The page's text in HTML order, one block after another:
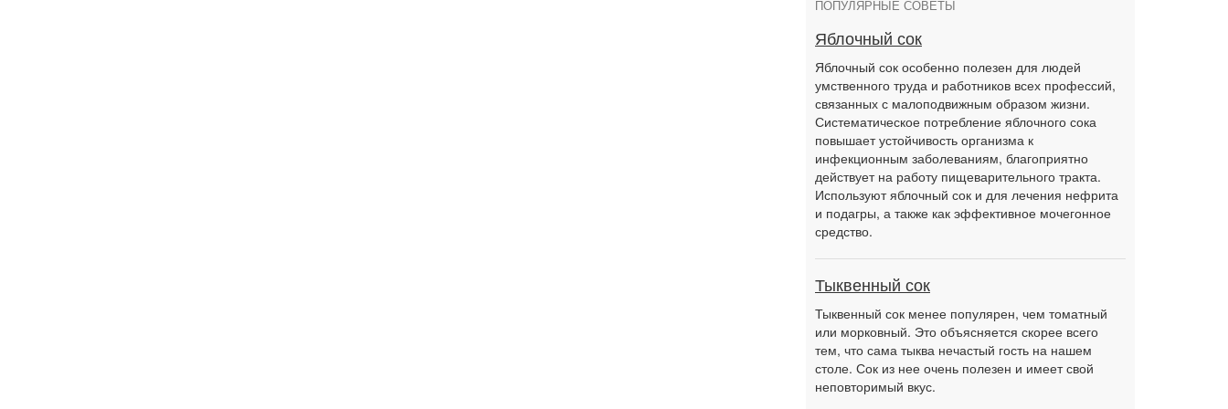
ПОПУЛЯРНЫЕ СОВЕТЫ
Яблочный сок
Яблочный сок особенно полезен для людей
умственного труда и работников всех профессий,
связанных с малоподвижным образом жизни.
Систематическое потребление яблочного сока
повышает устойчивость организма к
инфекционным заболеваниям, благоприятно
действует на работу пищеварительного тракта.
Используют яблочный сок и для лечения нефрита
и подагры, а также как эффективное мочегонное
средство.
Тыквенный сок
Тыквенный сок менее популярен, чем томатный
или морковный. Это объясняется скорее всего
тем, что сама тыква нечастый гость на нашем
столе. Сок из нее очень полезен и имеет свой
неповторимый вкус.